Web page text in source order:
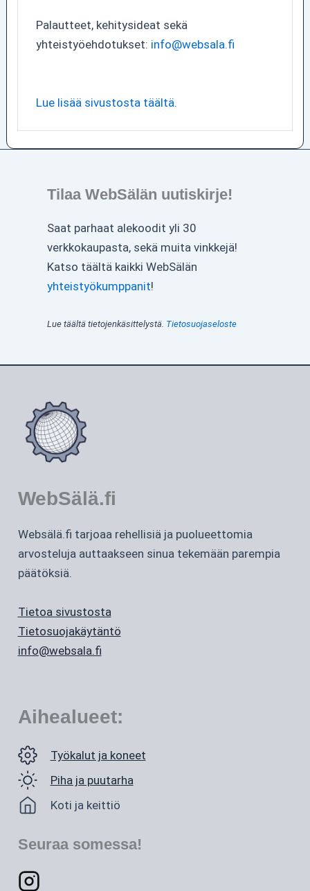
Palautteet, kehitysideat sekä
yhteistyöehdotukset: info@websala.fi
Lue lisää sivustosta täältä.
Tilaa WebSälän uutiskirje!
Saat parhaat alekoodit yli 30
verkkokaupasta, sekä muita vinkkejä!
Katso täältä kaikki WebSälän
yhteistyökumppanit!
Lue täältä tietojenkäsittelystä. Tietosuojaseloste
WebSälä.fi
Websälä.fi tarjoaa rehellisiä ja puolueettomia
arvosteluja auttaakseen sinua tekemään parempia
päätöksiä.
Tietoa sivustosta
Tietosuojakäytäntö
info@websala.fi
Aihealueet:
Työkalut ja koneet
Piha ja puutarha
Koti ja keittiö
Seuraa somessa!